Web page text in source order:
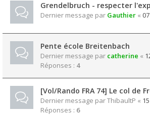
Grendelbruch - respecter
Dernier message par Gauthier «
Pente école Breitenbach
Dernier message par catherine «
Réponses : 4
[Vol/Rando FRA 74] Le col de
Dernier message parThibaultP «
Réponses : 6